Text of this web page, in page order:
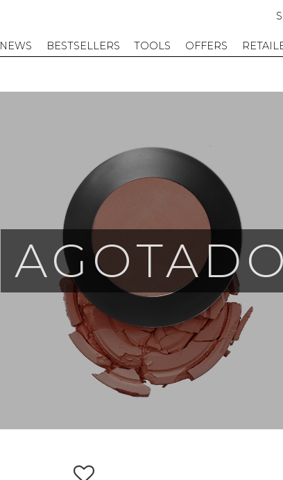
NEWS BESTSELLERS TOOLS OFFERS
AGOTADO
Añadir a favoritos